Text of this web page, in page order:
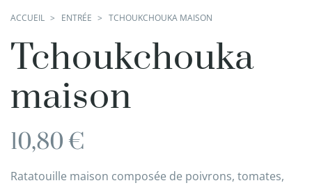
ACCUEIL ENTRÉE TCHOUKCHOUKA MAISON
Tchoukchouka
maison
10,80 €
Ratatouille maison composée de poivrons, tomates,